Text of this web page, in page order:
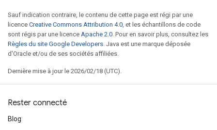
Sauf indication contraire, le contenu de cette page est régi par une
licence Creative Commons Attribution 4.0, et les échantillons de code
sont régis par une licence Apache 2.0. Pour en savoir plus, consultez les
Règles du site Google Developers. Java est une marque déposée
d'Oracle et/ou de ses sociétés affiliées.
Dernière mise à jour le 2026/02/18 (UTC).
Rester connecté
Blog